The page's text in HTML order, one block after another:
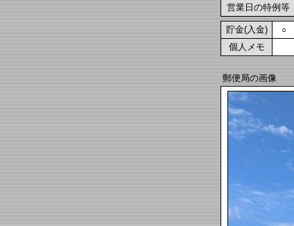
営業日の特例等
貯金(入金) ○
個人メモ
郵便局の画像